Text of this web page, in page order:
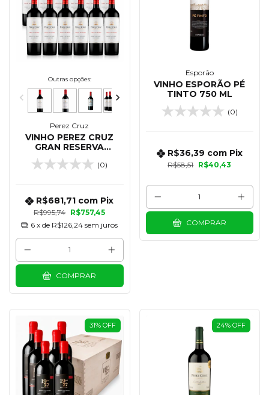
Outras opções:
Perez Cruz
VINHO PEREZ CRUZ
GRAN RESERVA
CABERNET SAUVIGNON
750 ML - KIT 12(0)
R$995,74 R$757,45
R$681,71 com Pix
6 x de R$126,24 sem juros
COMPRAR
Esporão
VINHO ESPORÃO PÉ
TINTO 750 ML
(0)
R$58,51 R$40,43
R$36,39 com Pix
COMPRAR
31% OFF 24% OFF